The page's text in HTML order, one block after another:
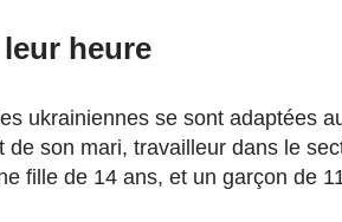
heure
ukrainiennes se sont adaptées
de son mari, travailleur dans le
fille de 14 ans, et un garçon de